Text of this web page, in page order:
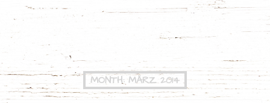
MONTH:MÄRZ 2014